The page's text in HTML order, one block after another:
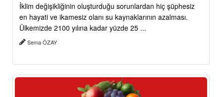
İklim değişikliğinin oluşturduğu sorunlardan hiç şüphesiz
en hayati ve ikamesiz olanı su kaynaklarının azalması.
Ülkemizde 2100 yılına kadar yüzde 25 ...
Sema ÖZAY